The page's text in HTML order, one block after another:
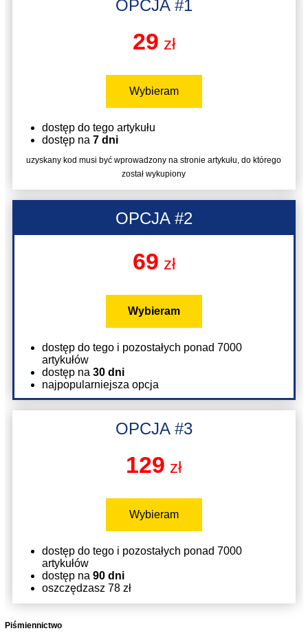
OPCJA #1
29 zł
Wybieram
dostęp do tego artykułu
dostęp na 7 dni
uzyskany kod musi być wprowadzony na stronie artykułu, do którego
został wykupiony
OPCJA #2
69 zł
Wybieram
dostęp do tego i pozostałych ponad 7000
artykułów
dostęp na 30 dni
najpopularniejsza opcja
OPCJA #3
129 zł
Wybieram
dostęp do tego i pozostałych ponad 7000
artykułów
dostęp na 90 dni
oszczędzasz 78 zł
Piśmiennictwo